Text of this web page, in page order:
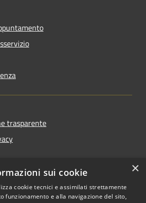
trasparente
accessibilità
×
sui cookie
cookie tecnici e assimilati strettamente
funzionamento e alla navigazione del sito,